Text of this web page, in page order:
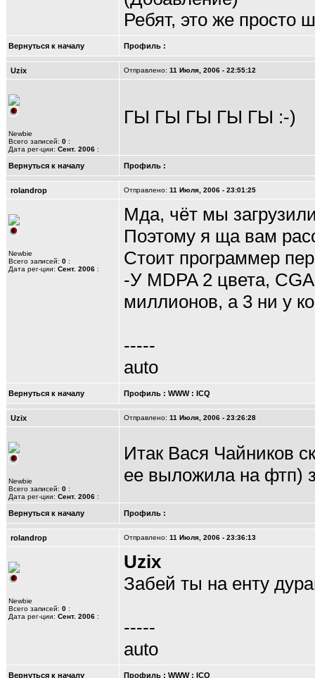
Ребят, это же просто
Вернуться к началу Профиль :
Uzix Отправлено: 11 Июля, 2006 - 22:55:12
Newbie
Всего записей: 0 :
Дата рег-ции: Сент. 2006 :
ГЫ ГЫ ГЫ ГЫ ГЫ :-)
Вернуться к началу Профиль :
rolandrop Отправлено: 11 Июля, 2006 - 23:01:25
Newbie
Всего записей: 0 :
Дата рег-ции: Сент. 2006 :
Мда, чёт мы
Поэтому я ща вам
Стоит программер
-У MDPA 2 цвета,
миллионов, а 3 ни у
-----
auto
Вернуться к началу Профиль : WWW: ICQ
Uzix Отправлено: 11 Июля, 2006 - 23:26:28
Newbie
Всего записей: 0 :
Дата рег-ции: Сент. 2006 :
Итак Вася Чайников
ее выложила на фтп)
Вернуться к началу Профиль :
rolandrop Отправлено: 11 Июля, 2006 - 23:36:13
Newbie
Всего записей: 0 :
Дата рег-ции: Сент. 2006 :
Uzix
Забей ты на енту
-----
auto
Вернуться к началу Профиль : WWW: ICQ